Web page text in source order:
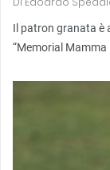
Il patron granata è
“Memorial Mamma